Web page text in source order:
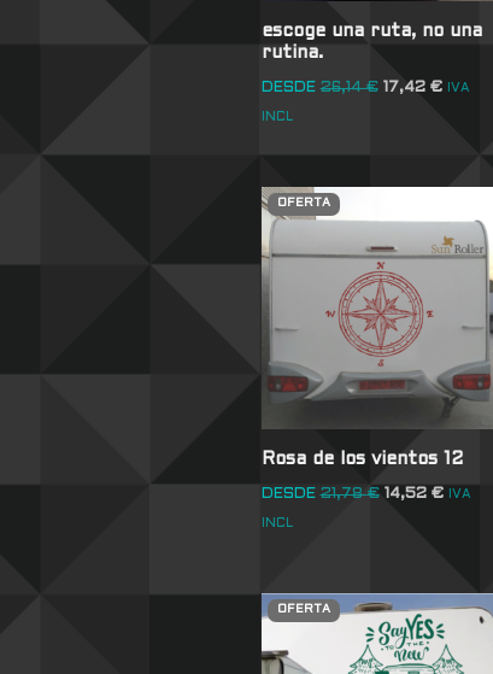
escoge una ruta, no una
rutina.
DESDE 26,14€ 17,42 € IVA
INCL
OFERTA
Rosa de los vientos 12
DESDE 21,78€ 14,52 € IVA
INCL
OFERTA